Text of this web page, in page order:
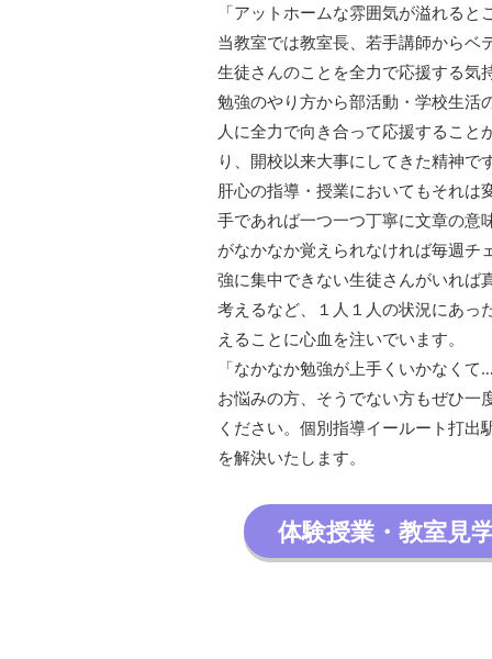
「アットホームな雰囲気が溢れる
当教室では教室長、若手講師からベ
生徒さんのことを全力で応援する気
勉強のやり方から部活動・学校生活
人に全力で向き合って応援すること
り、開校以来大事にしてきた精神で
肝心の指導・授業においてもそれは
手であれば一つ一つ丁寧に文章の意
がなかなか覚えられなければ毎週チ
強に集中できない生徒さんがいれば
考えるなど、１人１人の状況にあっ
えることに心血を注いでいます。
「なかなか勉強が上手くいかなく
お悩みの方、そうでない方もぜひ一
ください。個別指導イールート打出
を解決いたします。
体験授業・教室見